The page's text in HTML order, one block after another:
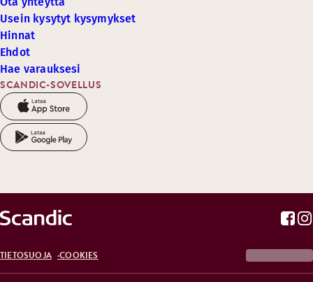
SCANDIC-SOVELLUS
Usein kysytyt kysymykset
Hinnat
Ehdot
Hae varauksesi
TIETOSUOJA COOKIES